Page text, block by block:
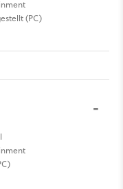
(PC)
-